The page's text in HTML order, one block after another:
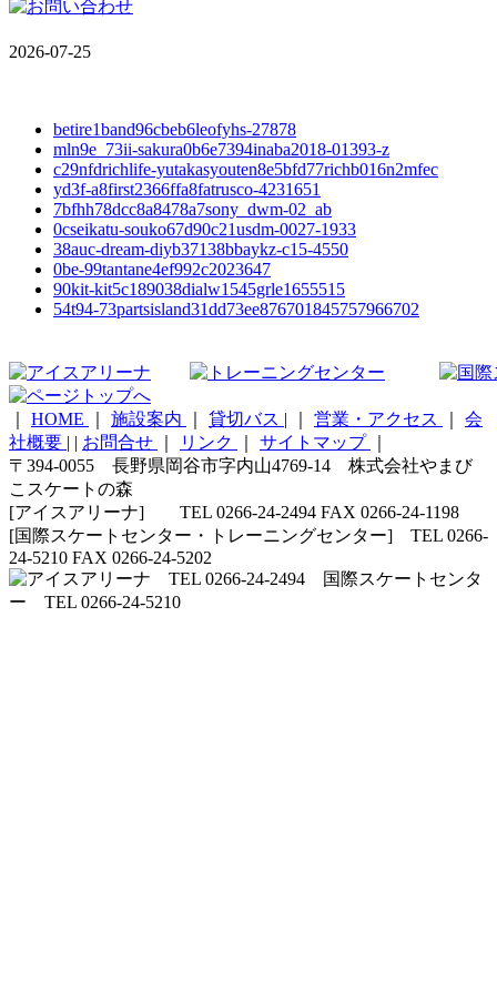
2026-07-25
betire1band96cbeb6leofyhs-27878
mln9e_73ii-sakura0b6e7394inaba2018-01393-z
c29nfdrichlife-yutakasyouten8e5bfd77richb016n2mfec
yd3f-a8first2366ffa8fatrusco-4231651
7bfhh78dcc8a8478a7sony_dwm-02_ab
0cseikatu-souko67d90c21usdm-0027-1933
38auc-dream-diyb37138bbaykz-c15-4550
0be-99tantane4ef992c2023647
90kit-kit5c189038dialw1545grle1655515
54t94-73partsisland31dd73ee876701845757966702
HOME 施設案内 貸切バス | 営業・アクセス
会
社概要 | | お問合せ リンク サイトマップ
〒394-0055 長野県岡谷市字内山4769-14 株式会社やまび
こスケートの森
[アイスアリーナ] TEL 0266-24-2494 FAX 0266-24-1198
[国際スケートセンター・トレーニングセンター] TEL 0266-
24-5210 FAX 0266-24-5202